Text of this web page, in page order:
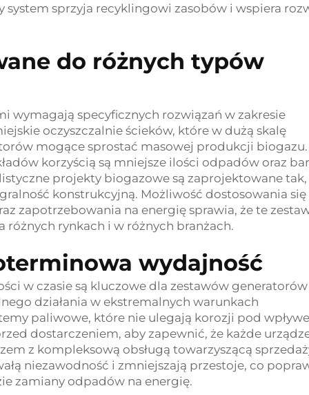
sprzyja recyklingowi zasobów i wspiera
do różnych typów
wymagają specyficznych rozwiązań w zakresie
oczyszczalnie ścieków, które w dużą skalę
mogące sprostać masowej produkcji biogazu.
korzyścią są mniejsze ilości odpadów oraz
projekty biogazowe są zaprojektowane tak,
konstrukcyjną. Możliwość dostosowania się
zapotrzebowania na energię sprawia, że te
rynkach i w różnych branżach.
wydajność
w czasie są kluczowe dla zestawów generatorów
działania w ekstremalnych warunkach
paliwowe, które nie ulegają korozji pod
dostarczeniem, aby zapewnić, że każde
z kompleksową obsługą towarzyszącą
niezawodność i zmniejszają przestoje, co
zamiany odpadów na energię.